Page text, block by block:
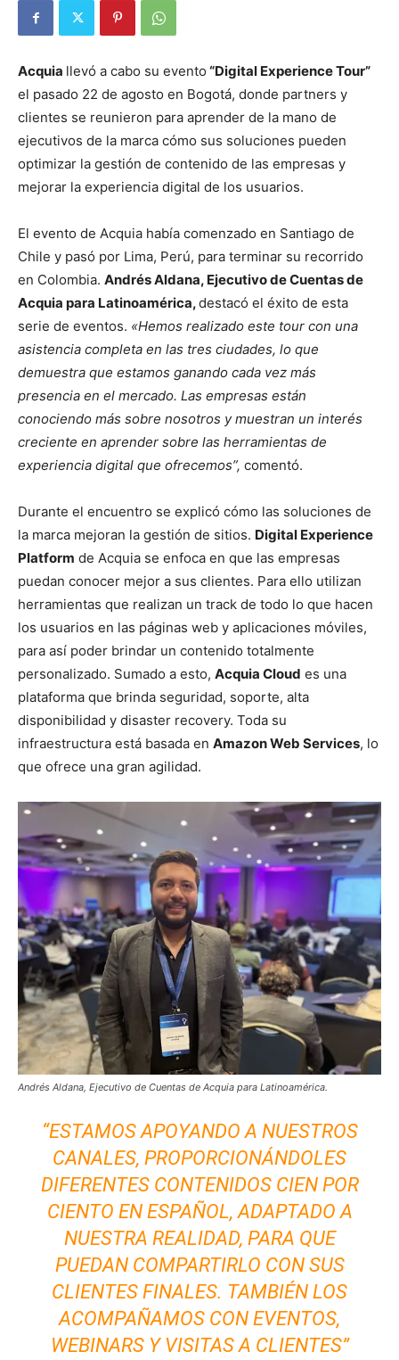
Acquia llevó a cabo su evento “Digital Experience Tour”
el pasado 22 de agosto en Bogotá, donde partners y
clientes se reunieron para aprender de la mano de
ejecutivos de la marca cómo sus soluciones pueden
optimizar la gestión de contenido de las empresas y
mejorar la experiencia digital de los usuarios.
El evento de Acquia había comenzado en Santiago de
Chile y pasó por Lima, Perú, para terminar su recorrido
en Colombia. Andrés Aldana, Ejecutivo de Cuentas de
Acquia para Latinoamérica,destacó el éxito de esta
serie de eventos. «Hemos realizado este tour con una
asistencia completa en las tres ciudades, lo que
demuestra que estamos ganando cada vez más
presencia en el mercado. Las empresas están
conociendo más sobre nosotros y muestran un interés
creciente en aprender sobre las herramientas de
experiencia digital que ofrecemos”, comentó.
Durante el encuentro se explicó cómo las soluciones de
la marca mejoran la gestión de sitios. Digital Experience
Platform de Acquia se enfoca en que las empresas
puedan conocer mejor a sus clientes. Para ello utilizan
herramientas que realizan un track de todo lo que hacen
los usuarios en las páginas web y aplicaciones móviles,
para así poder brindar un contenido totalmente
personalizado. Sumado a esto, Acquia Cloud es una
plataforma que brinda seguridad, soporte, alta
disponibilidad y disaster recovery. Toda su
infraestructura está basada en Amazon Web Services, lo
que ofrece una gran agilidad.
Andrés Aldana, Ejecutivo de Cuentas de Acquia para Latinoamérica.
“ESTAMOS APOYANDO A NUESTROS
CANALES, PROPORCIONÁNDOLES
DIFERENTES CONTENIDOS CIEN POR
CIENTO EN ESPAÑOL, ADAPTADO A
NUESTRA REALIDAD, PARA QUE
PUEDAN COMPARTIRLO CON SUS
CLIENTES FINALES. TAMBIÉN LOS
ACOMPAÑAMOS CON EVENTOS,
WEBINARS Y VISITAS A CLIENTES”